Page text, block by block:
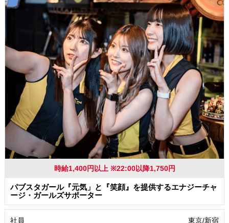
時給1,400円以上 ※22:00以降1,750円
パブスタガール『元気」と『笑顔』を提供するエナジーチャ
ージ・ガールズサポーター
社員 東京/新宿